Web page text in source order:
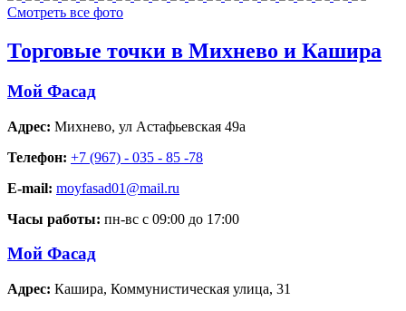
Смотреть все фото
Торговые точки в Михнево и Кашира
Мой Фасад
Адрес: Михнево, ул Астафьевская 49а
Телефон: +7 (967) - 035 - 85 -78
E-mail: moyfasad01@mail.ru
Часы работы: пн-вс с 09:00 до 17:00
Мой Фасад
Адрес: Кашира, Коммунистическая улица, 31